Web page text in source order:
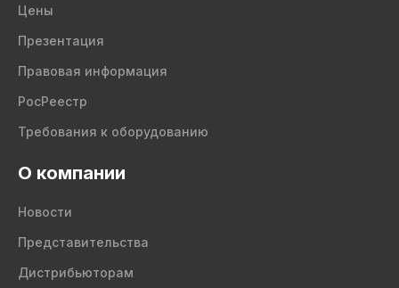
Цены
Презентация
Правовая информация
РосРеестр
Требования к оборудованию
О компании
Новости
Представительства
Дистрибьюторам